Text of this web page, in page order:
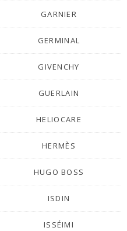
GARNIER
GERMINAL
GIVENCHY
GUERLAIN
HELIOCARE
HERMÈS
HUGO BOSS
ISDIN
ISSÉIMI